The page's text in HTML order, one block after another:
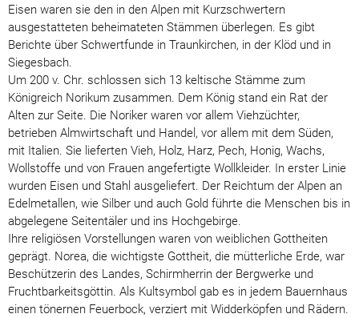
Eisen waren sie den in den Alpen mit Kurzschwertern
ausgestatteten beheimateten Stämmen überlegen. Es gibt
Berichte über Schwertfunde in Traunkirchen, in der Klöd und in
Siegesbach.
Um 200 v. Chr. schlossen sich 13 keltische Stämme zum
Königreich Norikum zusammen. Dem König stand ein Rat der
Alten zur Seite. Die Noriker waren vor allem Viehzüchter,
betrieben Almwirtschaft und Handel, vor allem mit dem Süden,
mit Italien. Sie lieferten Vieh, Holz, Harz, Pech, Honig, Wachs,
Wollstoffe und von Frauen angefertigte Wollkleider. In erster Linie
wurden Eisen und Stahl ausgeliefert. Der Reichtum der Alpen an
Edelmetallen, wie Silber und auch Gold führte die Menschen bis in
abgelegene Seitentäler und ins Hochgebirge.
Ihre religiösen Vorstellungen waren von weiblichen Gottheiten
geprägt. Norea, die wichtigste Gottheit, die mütterliche Erde, war
Beschützerin des Landes, Schirmherrin der Bergwerke und
Fruchtbarkeitsgöttin. Als Kultsymbol gab es in jedem Bauernhaus
einen tönernen Feuerbock, verziert mit Widderköpfen und Rädern.